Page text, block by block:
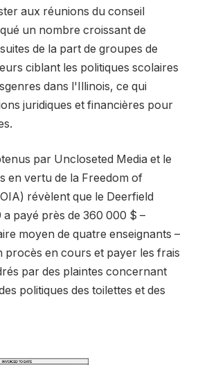
aux réunions du conseil
un nombre croissant de
de la part de groupes de
ciblant les politiques scolaires
dans l'Illinois, ce qui
juridiques et financières pour
par Uncloseted Media et le
en vertu de la Freedom of
révèlent que le Deerfield
payé près de 360 ​​000 $ –
moyen de quatre enseignants –
en cours et payer les frais
par des plaintes concernant
politiques des toilettes et des